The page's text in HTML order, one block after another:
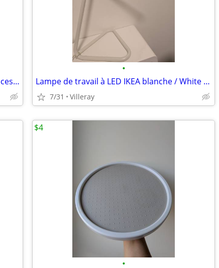
Robot culinaire Braun EasyPrep Food Processor
•
Lampe de travail à LED IKEA blanche / White IKEA HÅRTE LED Work Lamp
7/31 Villeray
•
$4